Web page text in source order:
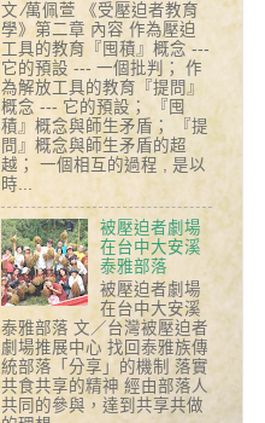
文 ∕萬佩萱 《受壓迫者教育
學》第二章 內容 作為壓迫
工具的教育『囤積』概念 ---
它的預設 --- 一個批判； 作
為解放工具的教育『提問』
概念 --- 它的預設； 『囤
積』概念與師生矛盾； 『提
問』概念與師生矛盾的超
越； 一個相互的過程 , 是以
時...
被壓迫者劇場
在台中大安溪
泰雅部落
被壓迫者劇場
在台中大安溪
泰雅部落 文／台灣被壓迫者
劇場推展中心 找回泰雅族傳
統部落「分享」的機制 落實
共食共享的精神 經由部落人
共同的參與，達到共享共做